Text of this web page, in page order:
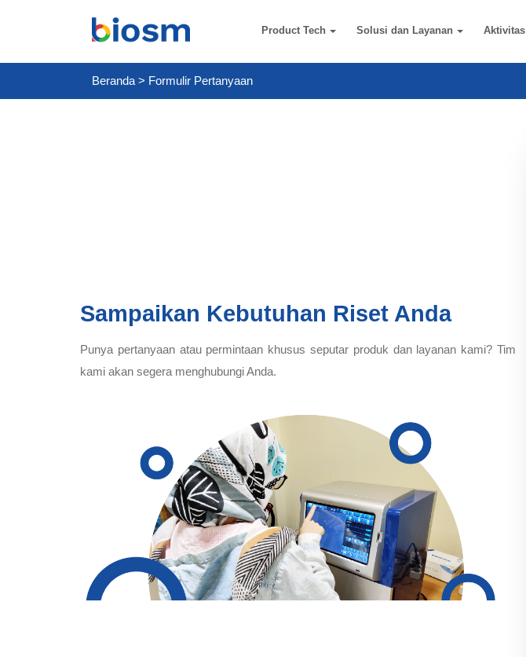
Product Tech Solusi dan Layanan Aktivitas
Beranda > Formulir Pertanyaan
Sampaikan Kebutuhan Riset Anda
Punya pertanyaan atau permintaan khusus seputar produk dan layanan kami? Tim
kami akan segera menghubungi Anda.